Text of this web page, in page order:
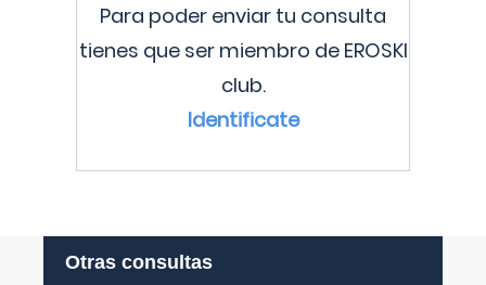
Para poder enviar tu consulta
tienes que ser miembro de EROSKI
club.
Identificate
Otras consultas